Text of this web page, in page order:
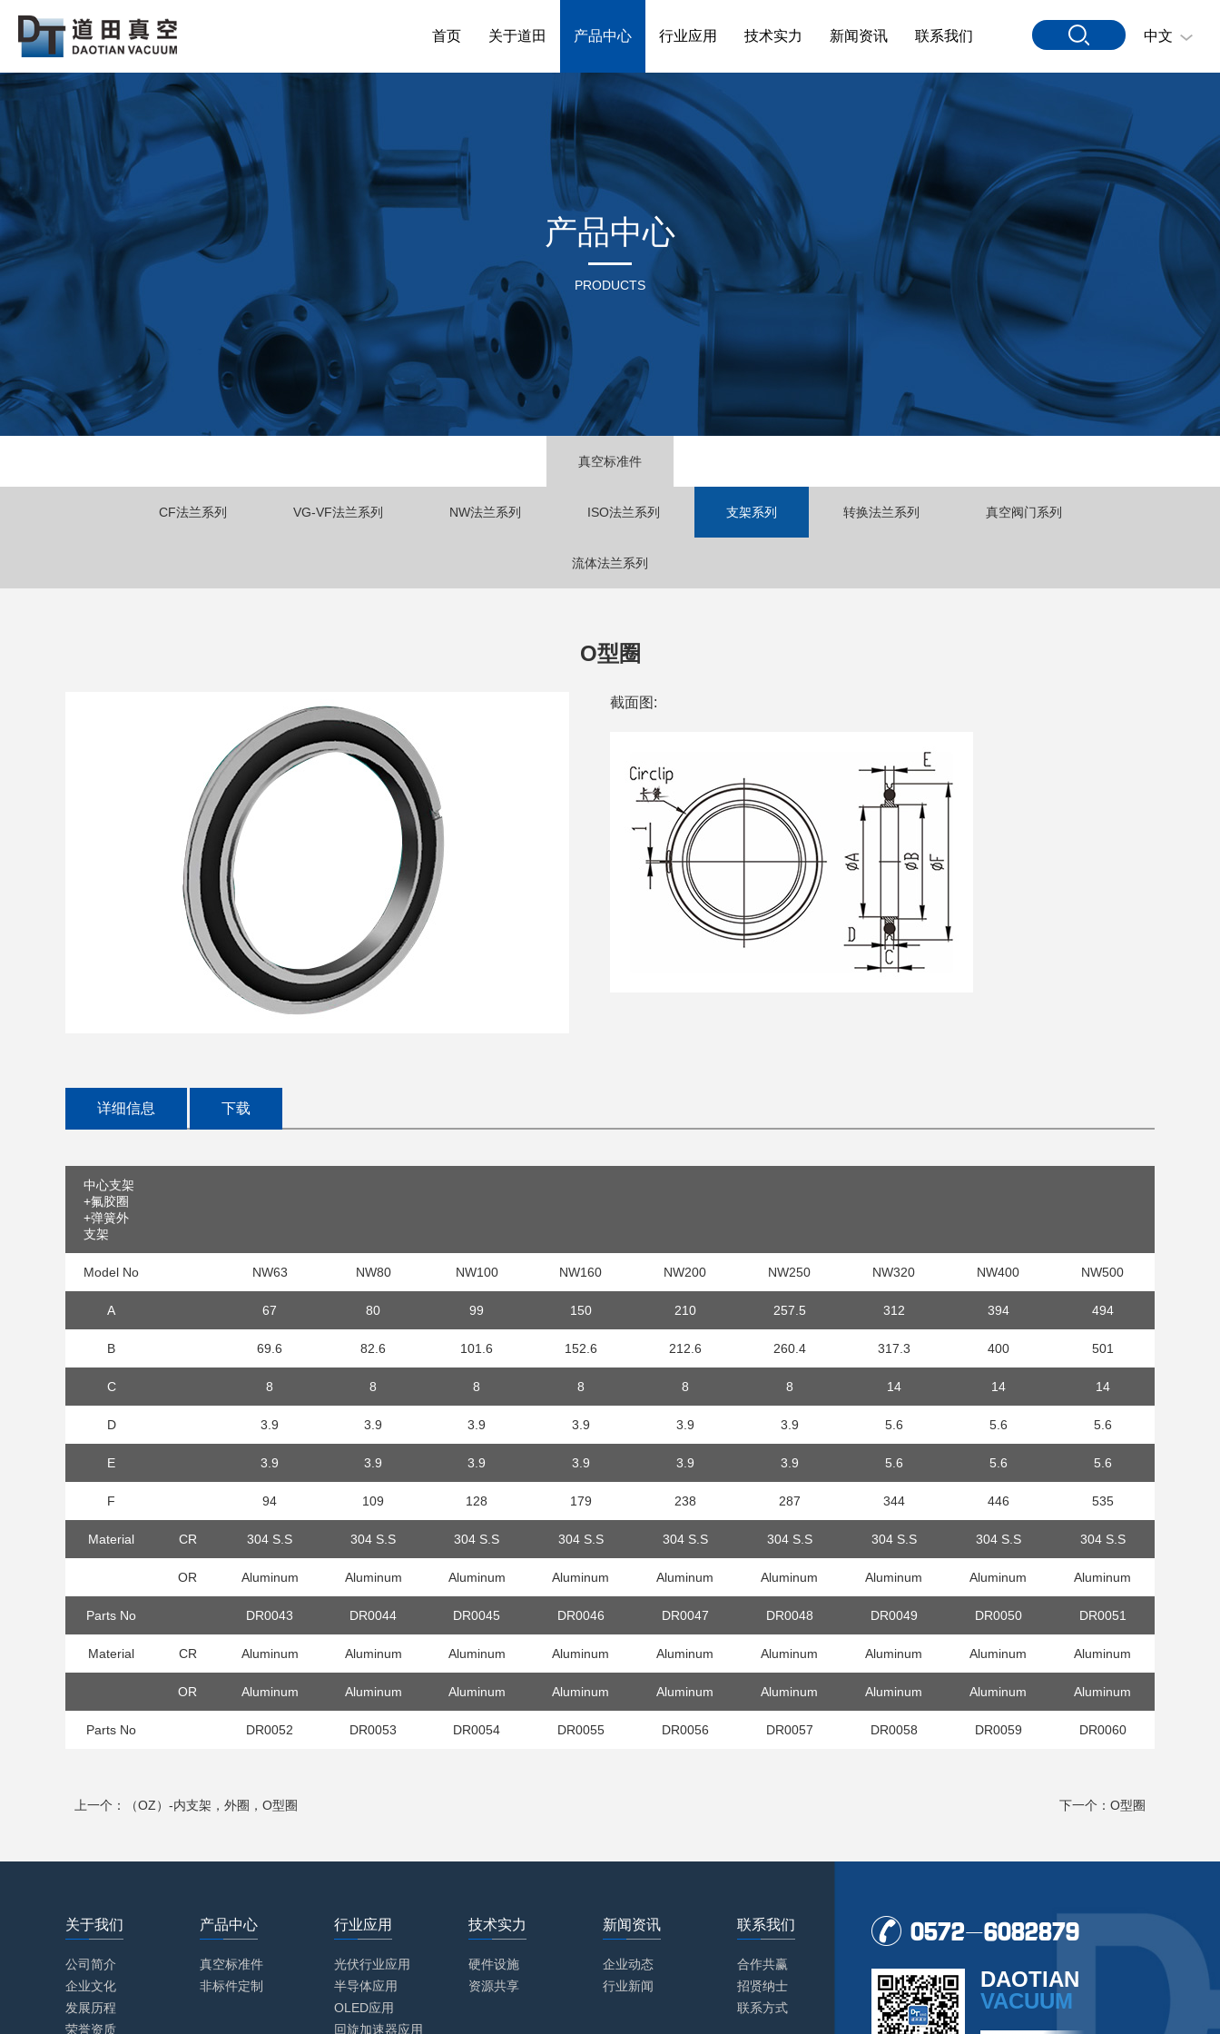
首页 关于道田 产品中心 行业应用 技术实力 新闻资讯 联系我们 中文
产品中心
PRODUCTS
真空标准件
CF法兰系列 VG-VF法兰系列 NW法兰系列 ISO法兰系列 支架系列 转换法兰系列 真空阀门系列
流体法兰系列
O型圈
截面图:
详细信息 下载
中心支架
+氟胶圈
+弹簧外
支架
Model No NW63 NW80 NW100 NW160 NW200 NW250 NW320 NW400 NW500
A 67 80 99 150 210 257.5 312 394 494
B 69.6 82.6 101.6 152.6 212.6 260.4 317.3 400 501
C 8 8 8 8 8 8 14 14 14
D 3.9 3.9 3.9 3.9 3.9 3.9 5.6 5.6 5.6
E 3.9 3.9 3.9 3.9 3.9 3.9 5.6 5.6 5.6
F 94 109 128 179 238 287 344 446 535
Material CR 304 S.S 304 S.S 304 S.S 304 S.S 304 S.S 304 S.S 304 S.S 304 S.S 304 S.S
OR Aluminum Aluminum Aluminum Aluminum Aluminum Aluminum Aluminum Aluminum Aluminum
Parts No DR0043 DR0044 DR0045 DR0046 DR0047 DR0048 DR0049 DR0050 DR0051
Material CR Aluminum Aluminum Aluminum Aluminum Aluminum Aluminum Aluminum Aluminum Aluminum
OR Aluminum Aluminum Aluminum Aluminum Aluminum Aluminum Aluminum Aluminum Aluminum
Parts No DR0052 DR0053 DR0054 DR0055 DR0056 DR0057 DR0058 DR0059 DR0060
上一个：（OZ）-内支架，外圈，O型圈 下一个：O型圈
关于我们
公司简介
企业文化
发展历程
荣誉资质
产品中心
真空标准件
非标件定制
行业应用
光伏行业应用
半导体应用
OLED应用
回旋加速器应用
技术实力
硬件设施
资源共享
新闻资讯
企业动态
行业新闻
联系我们
合作共赢
招贤纳士
联系方式
0572-6082879
DAOTIAN
VACUUM